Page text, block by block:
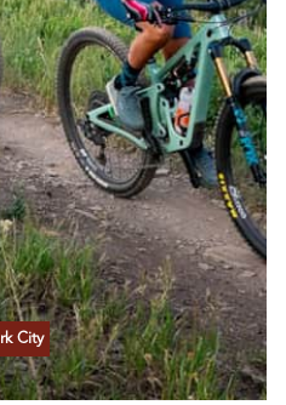
City